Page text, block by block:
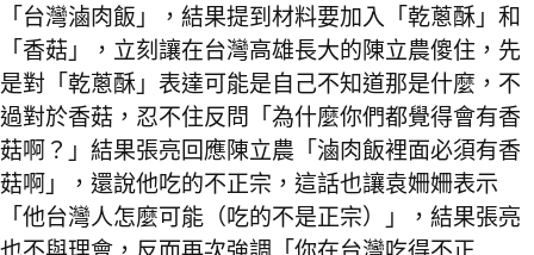
「台灣滷肉飯」，結果提到材料要加入「乾蔥酥」和
「香菇」，立刻讓在台灣高雄長大的陳立農傻住，先
是對「乾蔥酥」表達可能是自己不知道那是什麼，不
過對於香菇，忍不住反問「為什麼你們都覺得會有香
菇啊？」結果張亮回應陳立農「滷肉飯裡面必須有香
菇啊」，還說他吃的不正宗，這話也讓袁姍姍表示
「他台灣人怎麼可能（吃的不是正宗）」，結果張亮